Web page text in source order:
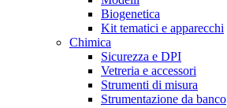
Biogenetica
Kit tematici e apparecchi
Chimica
Sicurezza e DPI
Vetreria e accessori
Strumenti di misura
Strumentazione da banco